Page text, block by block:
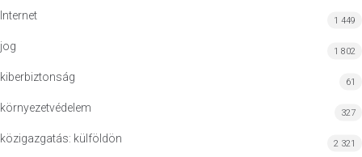
Internet 1 449
jog 1 802
kiberbiztonság 61
környezetvédelem 327
közigazgatás: külföldön 2 321